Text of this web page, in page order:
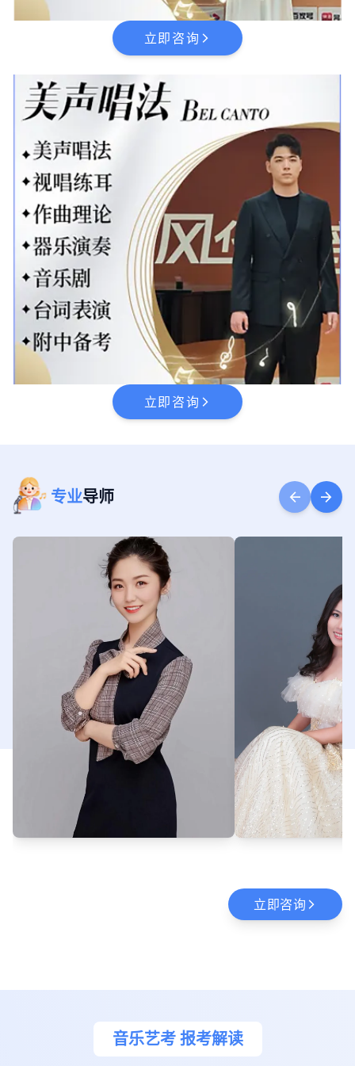
立即咨询 arrow_forward_ios
立即咨询 arrow_forward_ios
专业导师 arrow_back arrow_forward
立即咨询 arrow_forward_ios
音乐艺考 报考解读